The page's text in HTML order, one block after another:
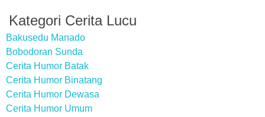
Kategori Cerita Lucu
Bakusedu Manado
Bobodoran Sunda
Cerita Humor Batak
Cerita Humor Binatang
Cerita Humor Dewasa
Cerita Humor Umum